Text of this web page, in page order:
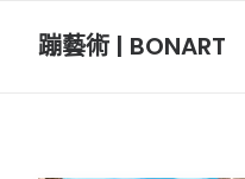
蹦藝術 | BONART